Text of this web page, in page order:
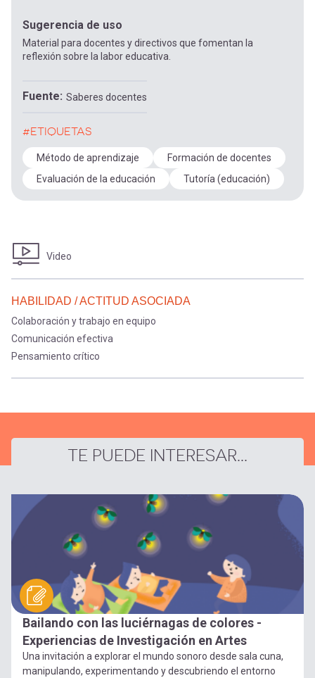
Sugerencia de uso
Material para docentes y directivos que fomentan la
reflexión sobre la labor educativa.
Fuente Saberes docentes
#ETIQUETAS
Método de aprendizaje
Formación de docentes
Evaluación de la educación
Tutoría (educación)
Video
HABILIDAD / ACTITUD ASOCIADA
Colaboración y trabajo en equipo
Comunicación efectiva
Pensamiento crítico
TE PUEDE INTERESAR...
Bailando con las luciérnagas de colores -
Experiencias de Investigación en Artes
Una invitación a explorar el mundo sonoro desde sala cuna,
manipulando, experimentando y descubriendo el entorno